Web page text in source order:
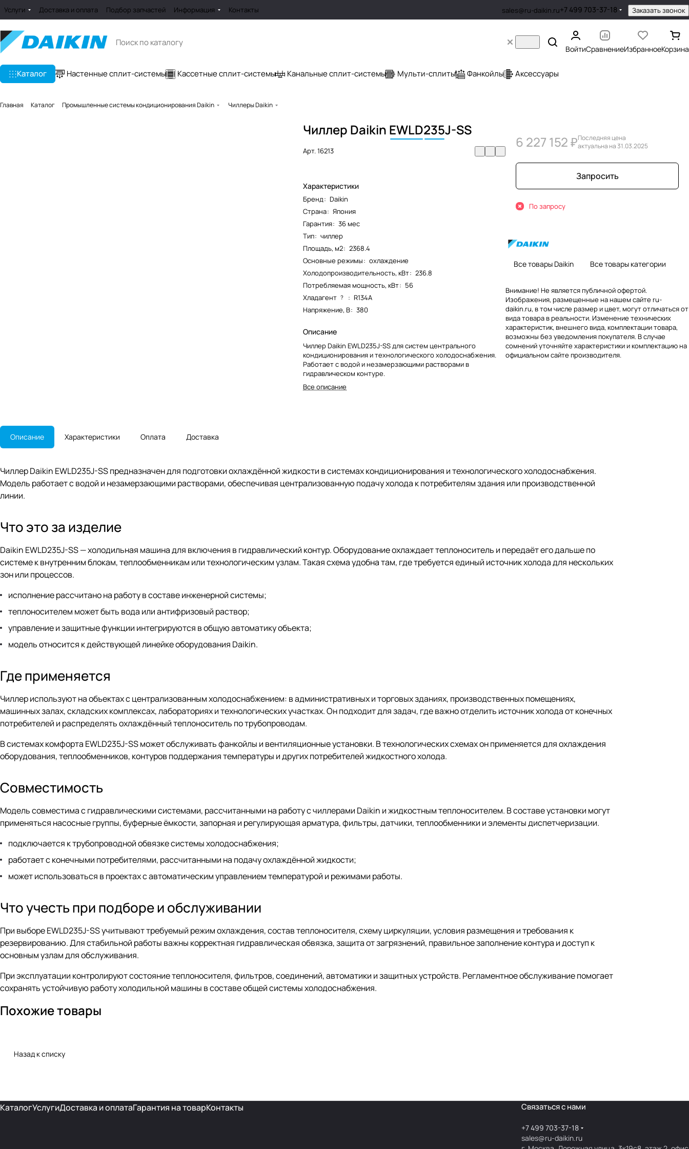
Услуги Доставка и оплата Подбор запчастей Информация Контакты sales@ru-daikin.ru+7 499 703-37-18 Заказать звонок
ВойтиСравнениеИзбранноеКорзина
Каталог Настенные сплит-системы Кассетные сплит-системы Канальные сплит-системы Мульти-сплиты Фанкойлы Аксессуары
Главная Каталог Промышленные системы кондиционирования Daikin Чиллеры Daikin
Чиллер Daikin EWLD235J-SS
Арт.16213
Характеристики
Бренд: Daikin
Страна: Япония
Гарантия: 36 мес
Тип: чиллер
Площадь, м2: 2368.4
Основные режимы: охлаждение
Холодопроизводительность, кВт: 236.8
Потребляемая мощность, кВт: 56
Хладагент ? : R134A
Напряжение, В: 380
Описание
Чиллер Daikin EWLD235J-SS для систем центрального
кондиционирования и технологического холодоснабжения.
Работает с водой и незамерзающими растворами в
гидравлическом контуре.
Все описание
6 227 152 ₽Последняя цена
актуальна на 31.03.2025
Запросить
По запросу
Все товары Daikin Все товары категории
Внимание! Не является публичной офертой.
Изображения, размещенные на нашем сайте ru-
daikin.ru, в том числе размер и цвет, могут отличаться от
вида товара в реальности. Изменение технических
характеристик, внешнего вида, комплектации товара,
возможны без уведомления покупателя. В случае
сомнений уточняйте характеристики и комплектацию на
официальном сайте производителя.
Описание Характеристики Оплата Доставка
Чиллер Daikin EWLD235J-SS предназначен для подготовки охлаждённой жидкости в системах кондиционирования и технологического холодоснабжения.
Модель работает с водой и незамерзающими растворами, обеспечивая централизованную подачу холода к потребителям здания или производственной
линии.
Что это за изделие
Daikin EWLD235J-SS — холодильная машина для включения в гидравлический контур. Оборудование охлаждает теплоноситель и передаёт его дальше по
системе к внутренним блокам, теплообменникам или технологическим узлам. Такая схема удобна там, где требуется единый источник холода для нескольких
зон или процессов.
исполнение рассчитано на работу в составе инженерной системы;
теплоносителем может быть вода или антифризовый раствор;
управление и защитные функции интегрируются в общую автоматику объекта;
модель относится к действующей линейке оборудования Daikin.
Где применяется
Чиллер используют на объектах с централизованным холодоснабжением: в административных и торговых зданиях, производственных помещениях,
машинных залах, складских комплексах, лабораториях и технологических участках. Он подходит для задач, где важно отделить источник холода от конечных
потребителей и распределять охлаждённый теплоноситель по трубопроводам.
В системах комфорта EWLD235J-SS может обслуживать фанкойлы и вентиляционные установки. В технологических схемах он применяется для охлаждения
оборудования, теплообменников, контуров поддержания температуры и других потребителей жидкостного холода.
Совместимость
Модель совместима с гидравлическими системами, рассчитанными на работу с чиллерами Daikin и жидкостным теплоносителем. В составе установки могут
применяться насосные группы, буферные ёмкости, запорная и регулирующая арматура, фильтры, датчики, теплообменники и элементы диспетчеризации.
подключается к трубопроводной обвязке системы холодоснабжения;
работает с конечными потребителями, рассчитанными на подачу охлаждённой жидкости;
может использоваться в проектах с автоматическим управлением температурой и режимами работы.
Что учесть при подборе и обслуживании
При выборе EWLD235J-SS учитывают требуемый режим охлаждения, состав теплоносителя, схему циркуляции, условия размещения и требования к
резервированию. Для стабильной работы важны корректная гидравлическая обвязка, защита от загрязнений, правильное заполнение контура и доступ к
основным узлам для обслуживания.
При эксплуатации контролируют состояние теплоносителя, фильтров, соединений, автоматики и защитных устройств. Регламентное обслуживание помогает
сохранять устойчивую работу холодильной машины в составе общей системы холодоснабжения.
Похожие товары
Назад к списку
КаталогУслугиДоставка и оплатаГарантия на товарКонтакты Связаться с нами
+7 499 703-37-18
sales@ru-daikin.ru